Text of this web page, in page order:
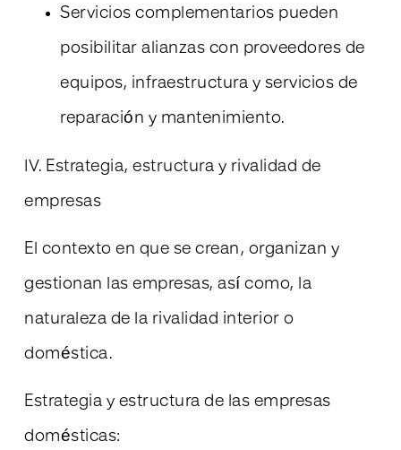
Servicios complementarios pueden
posibilitar alianzas con proveedores de
equipos, infraestructura y servicios de
reparación y mantenimiento.
IV. Estrategia, estructura y rivalidad de
empresas
El contexto en que se crean, organizan y
gestionan las empresas, así como, la
naturaleza de la rivalidad interior o
doméstica.
Estrategia y estructura de las empresas
domésticas: